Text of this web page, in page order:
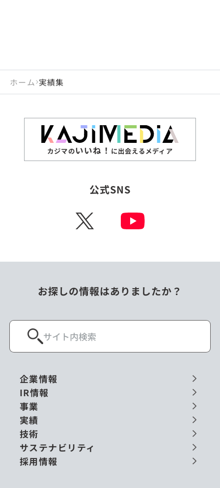
ホーム 実績集
カジマのいいね！ に出会えるメディア
公式SNS
X
お探しの情報はありましたか？
企業情報
IR情報
事業
実績
技術
サステナビリティ
採用情報